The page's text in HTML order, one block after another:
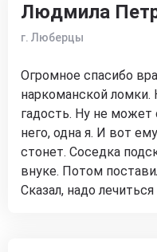
Людмила
г. Люберцы
Огромное спасибо
наркоманской ломки.
гадость. Ну не может
него, одна я. И вот
стонет. Соседка
внуке. Потом
Сказал, надо